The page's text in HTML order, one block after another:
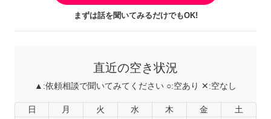
まずは話を聞いてみるだけでもOK!
直近の空き状況
▲:依頼相談で聞いてみてください ○:空あり ✕:空なし
日 月 火 水 木 金 土